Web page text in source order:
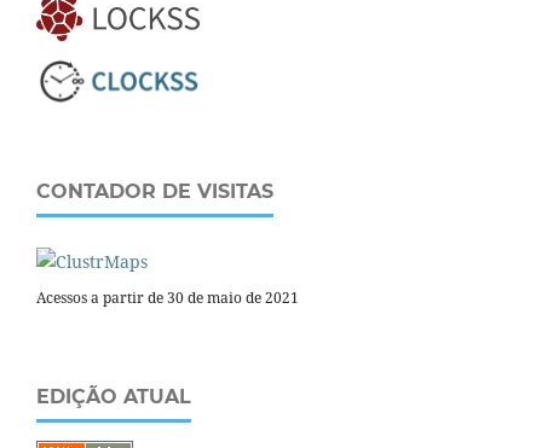
CONTADOR DE VISITAS
Acessos a partir de 30 de maio de 2021
EDIÇÃO ATUAL